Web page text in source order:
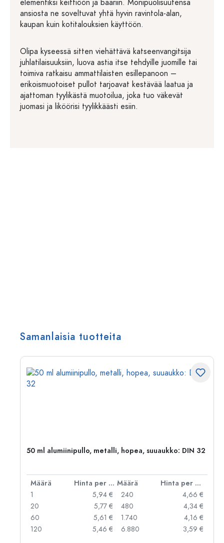
elementiksi keittiöön ja baariin. Monipuolisuutensa
ansiosta ne soveltuvat yhtä hyvin ravintola-alan,
kaupan kuin kotitalouksien käyttöön.
Olipa kyseessä sitten viehättävä katseenvangitsija
juhlatilaisuuksiin, luova astia itse tehdyille juomille tai
toimiva ratkaisu ammattilaisten esillepanoon –
erikoismuotoiset pullot tarjoavat kestävää laatua ja
ajattoman tyylikästä muotoilua, joka tuo väkevät
juomasi ja liköörisi tyylikkäästi esiin.
Samanlaisia tuotteita
50 ml alumiinipullo, metalli, hopea, suuaukko: DIN 32
Määrä Hinta per kpl Määrä
Hinta per kpl
1
5,94 €
20
5,77 €
60
5,61 €
120
5,46 €
240
4,66 €
480
4,34 €
1.740
4,16 €
6.880
3,59 €